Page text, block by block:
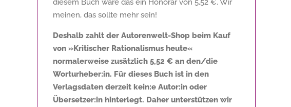
diesem Buch wäre das ein Honorar von 5,52 €. Wir
meinen, das sollte mehr sein!
Deshalb zahlt der Autorenwelt-Shop beim Kauf
von »Kritischer Rationalismus heute«
normalerweise zusätzlich 5,52 € an den/die
Worturheber:in. Für dieses Buch ist in den
Verlagsdaten derzeit kein:e Autor:in oder
Übersetzer:in hinterlegt. Daher unterstützen wir